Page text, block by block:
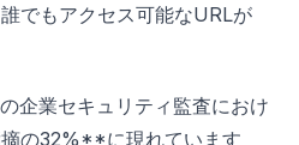
でもアクセス可能なURLが
企業セキュリティ監査におけ
の32%**に現れています